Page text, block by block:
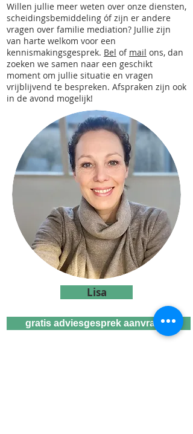
Willen jullie meer weten over onze diensten,
scheidingsbemiddeling óf zijn er andere
vragen over familie mediation? Jullie zijn
van harte welkom voor een
kennismakingsgesprek. Bel of mail ons, dan
zoeken we samen naar een geschikt
moment om jullie situatie en vragen
vrijblijvend te bespreken. Afspraken zijn ook
in de avond mogelijk!
Lisa
gratis adviesgesprek aanvragen